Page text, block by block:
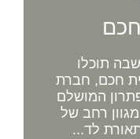
תוכלו
חכם, חברת
המושלם
רחב של
לד...